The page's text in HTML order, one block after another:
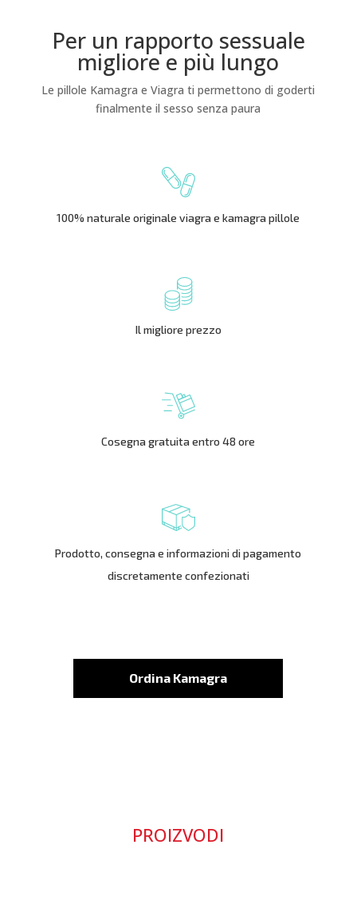
Per un rapporto sessuale
migliore e più lungo
Le pillole Kamagra e Viagra ti permettono di goderti
finalmente il sesso senza paura
100% naturale originale viagra e kamagra pillole
Il migliore prezzo
Cosegna gratuita entro 48 ore
Prodotto, consegna e informazioni di pagamento
discretamente confezionati
Ordina Kamagra
PROIZVODI